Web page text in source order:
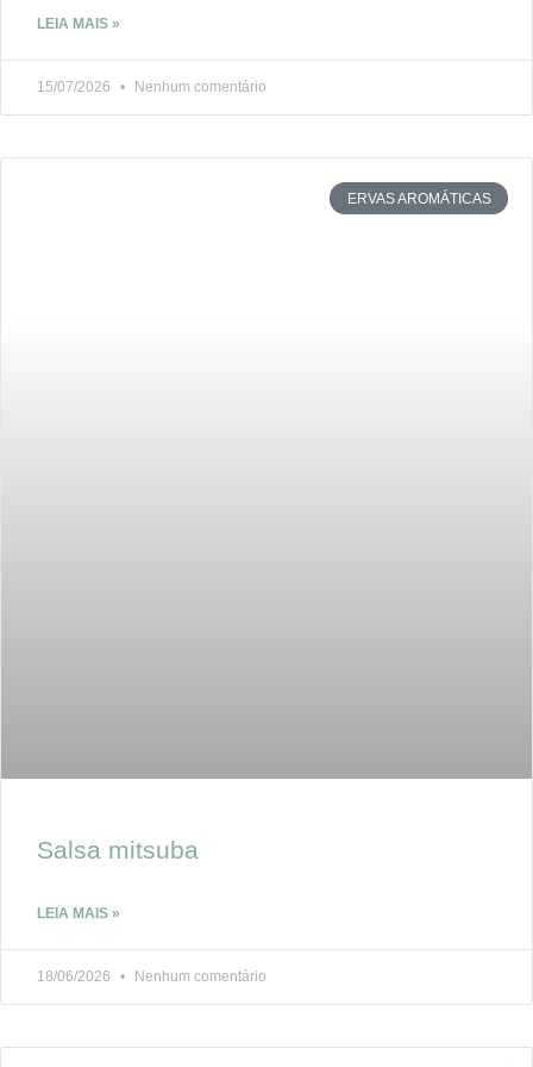
LEIA MAIS »
15/07/2026 Nenhum comentário
ERVAS AROMÁTICAS
Salsa mitsuba
LEIA MAIS »
18/06/2026 Nenhum comentário